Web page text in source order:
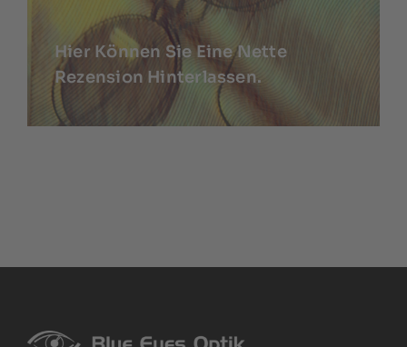
Hier Können Sie Eine Nette
Rezension Hinterlassen.